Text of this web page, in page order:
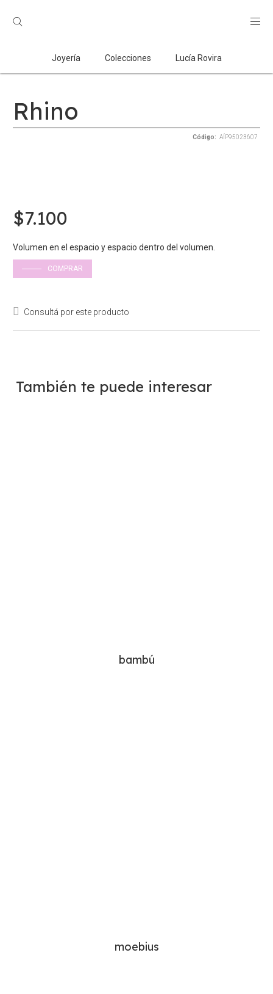
Búsqueda
de
Joyería Colecciones Lucía Rovira
Rhino
AÍP95023607
$7.100
Volumen en el espacio y espacio dentro del volumen.
COMPRAR
Consultá por este producto
También te puede interesar
bambú
moebius